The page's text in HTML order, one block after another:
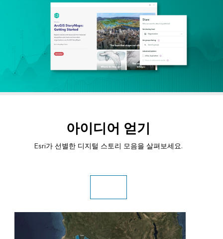
아이디어 얻기
Esri가 선별한 디지털 스토리 모음을 살펴보세요.